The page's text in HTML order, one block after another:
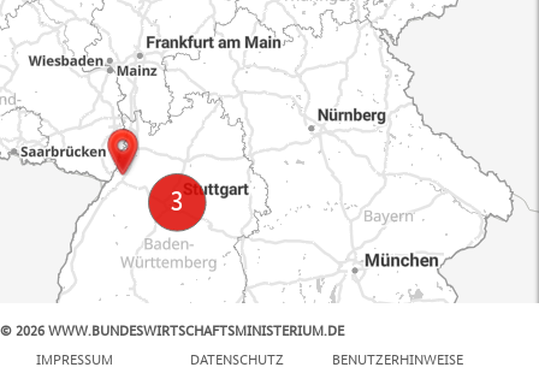
© 2026 WWW.BUNDESWIRTSCHAFTSMINISTERIUM.DE
IMPRESSUM
DATENSCHUTZ BENUTZERHINWEISE